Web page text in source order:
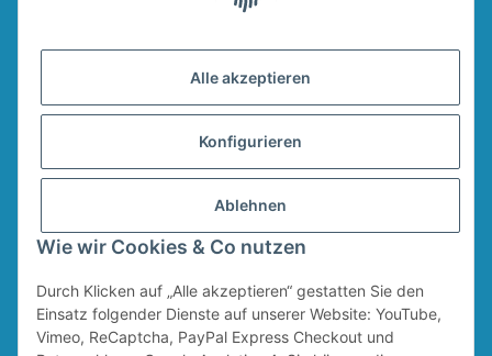
Alle akzeptieren
Konfigurieren
Ablehnen
Wie wir Cookies & Co nutzen
Durch Klicken auf „Alle akzeptieren“ gestatten Sie den
Einsatz folgender Dienste auf unserer Website: YouTube,
Vimeo, ReCaptcha, PayPal Express Checkout und
Widerrufsrecht
AGB
Sitemap
Widerrufsformular
Vertrag widerrufen
* Alle Preise inkl. gesetzlicher USt., zzgl.Versand
Für den Versand von Ruten und Keschern wird ein Sperrgutzuschlag in Höhe
von 4,95 € erhoben. Dieser Zuschlag fällt unabhängig vom Warenwert an.